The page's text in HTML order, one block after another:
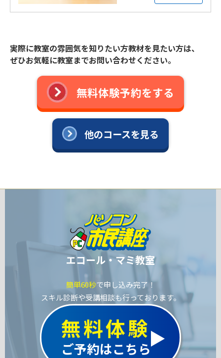
実際に教室の雰囲気を知りたい方教材を見たい方は、
ぜひお気軽に教室までお問い合わせください。
無料体験予約をする
他のコースを見る
エコール・マミ教室
簡単60秒で申し込み完了！
スキル診断や受講相談も行っております。
無料体験
ご予約はこちら